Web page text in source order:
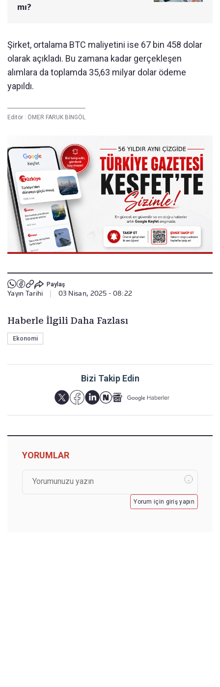
mı?
Şirket, ortalama BTC maliyetini ise 67 bin 458 dolar
olarak açıkladı. Bu zamana kadar gerçekleşen
alımlara da toplamda 35,63 milyar dolar ödeme
yapıldı.
Editör : ÖMER FARUK BİNGÖL
Paylaş
Yayın Tarihi 03 Nisan, 2025 - 08:22
Haberle İlgili Daha Fazlası
Ekonomi
Bizi Takip Edin
YORUMLAR
Yorum için giriş yapın